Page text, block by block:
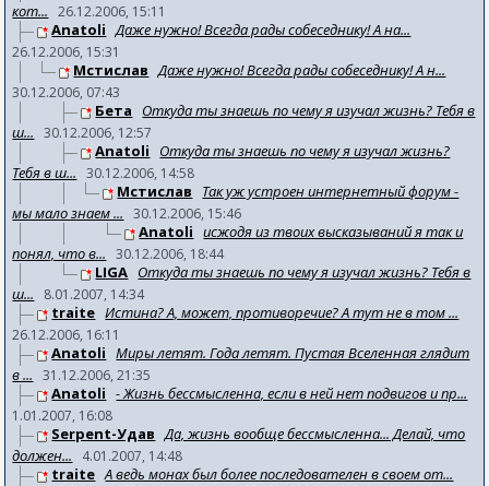
кот...
26.12.2006, 15:11
Anatoli Даже нужно! Всегда рады собеседнику! А на...
26.12.2006, 15:31
Мстислав Даже нужно! Всегда рады собеседнику! А н...
30.12.2006, 07:43
Бета
Откуда ты знаешь по чему я изучал жизнь? Тебя в
ш...
30.12.2006, 12:57
Anatoli
Откуда ты знаешь по чему я изучал жизнь?
Тебя в ш...
30.12.2006, 14:58
Мстислав
Так уж устроен интернетный форум -
мы мало знаем ...
30.12.2006, 15:46
Anatoli исжодя из твоих высказываний я так и
понял, что в...
30.12.2006, 18:44
LIGA Откуда ты знаешь по чему я изучал жизнь? Тебя в
ш...
8.01.2007, 14:34
traite Истина? А, может, противоречие? А тут не в том ...
26.12.2006, 16:11
Anatoli Миры летят. Года летят. Пустая Вселенная глядит
в ...
31.12.2006, 21:35
Anatoli - Жизнь бессмысленна, если в ней нет подвигов и пр...
1.01.2007, 16:08
Serpent-Удав Да, жизнь вообще бессмысленна... Делай, что
должен...
4.01.2007, 14:48
traite А ведь монах был более последователен в своем от...